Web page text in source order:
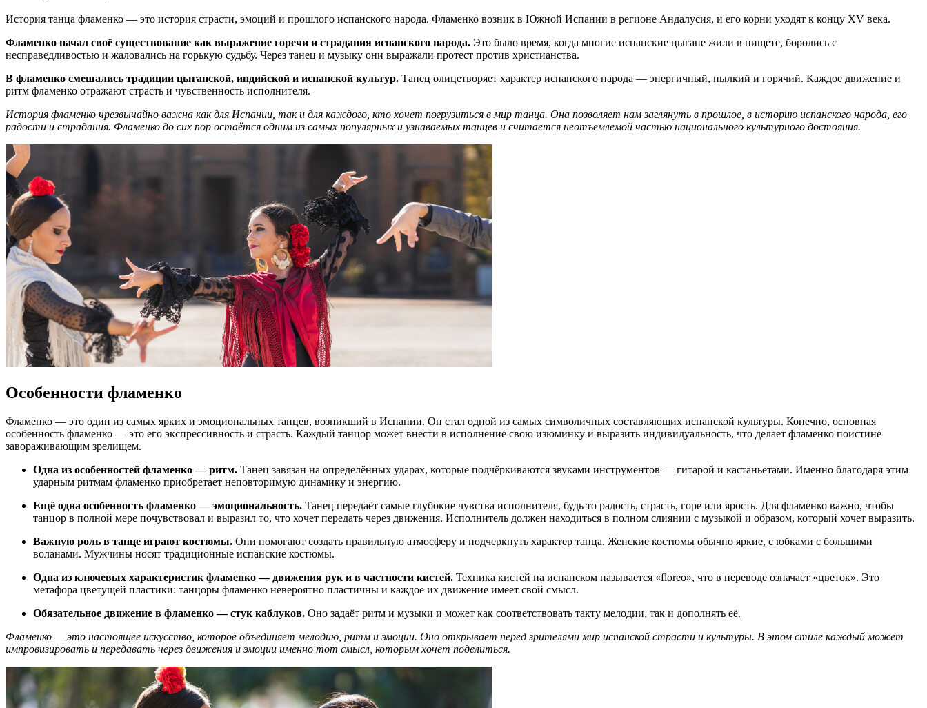
История танца фламенко — это история страсти, эмоций и прошлого испанского народа. Фламенко возник в Южной Испании в регионе Андалусия, и его корни уходят к концу XV века.
Фламенко начал своё существование как выражение горечи и страдания испанского народа. Это было время, когда многие испанские цыгане жили в нищете, боролись с
несправедливостью и жаловались на горькую судьбу. Через танец и музыку они выражали протест против христианства.
В фламенко смешались традиции цыганской, индийской и испанской культур. Танец олицетворяет характер испанского народа — энергичный, пылкий и горячий. Каждое движение и
ритм фламенко отражают страсть и чувственность исполнителя.
История фламенко чрезвычайно важна как для Испании, так и для каждого, кто хочет погрузиться в мир танца. Она позволяет нам заглянуть в прошлое, в историю испанского народа, его
радости и страдания. Фламенко до сих пор остаётся одним из самых популярных и узнаваемых танцев и считается неотъемлемой частью национального культурного достояния.
Особенности фламенко
Фламенко — это один из самых ярких и эмоциональных танцев, возникший в Испании. Он стал одной из самых символичных составляющих испанской культуры. Конечно, основная
особенность фламенко — это его экспрессивность и страсть. Каждый танцор может внести в исполнение свою изюминку и выразить индивидуальность, что делает фламенко поистине
завораживающим зрелищем.
Одна из особенностей фламенко — ритм. Танец завязан на определённых ударах, которые подчёркиваются звуками инструментов — гитарой и кастаньетами. Именно благодаря этим
ударным ритмам фламенко приобретает неповторимую динамику и энергию.
Ещё одна особенность фламенко — эмоциональность. Танец передаёт самые глубокие чувства исполнителя, будь то радость, страсть, горе или ярость. Для фламенко важно, чтобы
танцор в полной мере почувствовал и выразил то, что хочет передать через движения. Исполнитель должен находиться в полном слиянии с музыкой и образом, который хочет выразить.
Важную роль в танце играют костюмы. Они помогают создать правильную атмосферу и подчеркнуть характер танца. Женские костюмы обычно яркие, с юбками с большими
воланами. Мужчины носят традиционные испанские костюмы.
Одна из ключевых характеристик фламенко — движения рук и в частности кистей. Техника кистей на испанском называется «floreo», что в переводе означает «цветок». Это
метафора цветущей пластики: танцоры фламенко невероятно пластичны и каждое их движение имеет свой смысл.
Обязательное движение в фламенко — стук каблуков. Оно задаёт ритм и музыки и может как соответствовать такту мелодии, так и дополнять её.
Фламенко — это настоящее искусство, которое объединяет мелодию, ритм и эмоции. Оно открывает перед зрителями мир испанской страсти и культуры. В этом стиле каждый может
импровизировать и передавать через движения и эмоции именно тот смысл, которым хочет поделиться.